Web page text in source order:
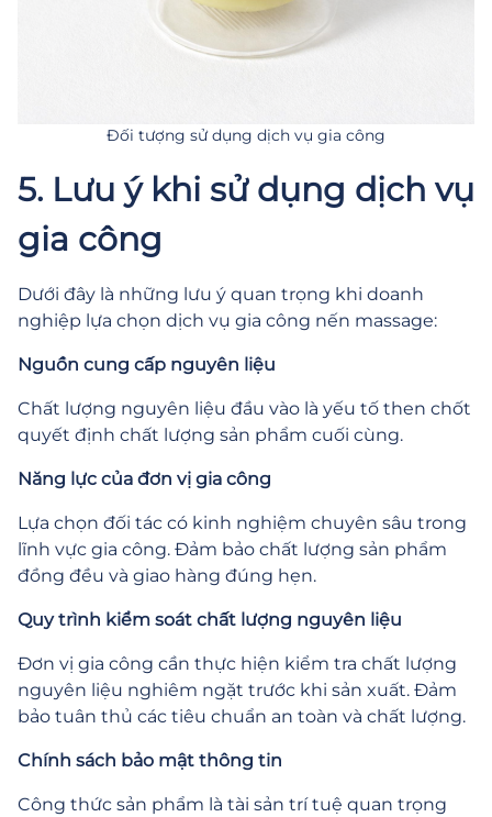
Đối tượng sử dụng dịch vụ gia công
5. Lưu ý khi sử dụng dịch vụ
gia công
Dưới đây là những lưu ý quan trọng khi doanh
nghiệp lựa chọn dịch vụ gia công nến massage:
Nguồn cung cấp nguyên liệu
Chất lượng nguyên liệu đầu vào là yếu tố then chốt
quyết định chất lượng sản phẩm cuối cùng.
Năng lực của đơn vị gia công
Lựa chọn đối tác có kinh nghiệm chuyên sâu trong
lĩnh vực gia công. Đảm bảo chất lượng sản phẩm
đồng đều và giao hàng đúng hẹn.
Quy trình kiểm soát chất lượng nguyên liệu
Đơn vị gia công cần thực hiện kiểm tra chất lượng
nguyên liệu nghiêm ngặt trước khi sản xuất. Đảm
bảo tuân thủ các tiêu chuẩn an toàn và chất lượng.
Chính sách bảo mật thông tin
Công thức sản phẩm là tài sản trí tuệ quan trọng